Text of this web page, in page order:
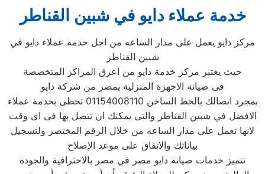
خدمة عملاء دايو في شبين القناطر
مركز دايو يعمل على مدار الساعه من اجل خدمة عملاء دايو في
شبين القناطر
حيث يعتبر مركز خدمة دايو من اعرق المراكز المتخصصة
فى صيانة الاجهزة المنزلية بمصر من شركة دايو
بمجرد اتصالك بالخط الساخن 01154008110 تحظى بخدمة عملاء
الافضل في شبين القناطر والتى يمكنك ان تتصل بها فى اى وقت
لانها تعمل على مدار الساعه من خلال الرقم المختصر ولتسجيل
بياناتك والاتفاق على موعد الإصلاح
تتميز خدمات صيانة دايو مصر في مصر بالاحترافية والجودة